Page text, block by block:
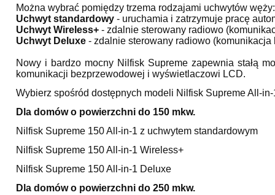
Można wybrać pomiędzy trzema rodzajami uchwytów węży:
Uchwyt standardowy - uruchamia i zatrzymuje pracę
Uchwyt Wireless+ - zdalnie sterowany radiowo
Uchwyt Deluxe - zdalnie sterowany radiowo
Nowy i bardzo mocny Nilfisk Supreme zapewnia stałą
komunikacji bezprzewodowej i wyświetlaczowi LCD.
Wybierz spośród dostępnych modeli Nilfisk Supreme All-in-
Dla domów o powierzchni do 150 mkw.
Nilfisk Supreme 150 All-in-1 z uchwytem standardowym
Nilfisk Supreme 150 All-in-1 Wireless+
Nilfisk Supreme 150 All-in-1 Deluxe
Dla domów o powierzchni do 250 mkw.